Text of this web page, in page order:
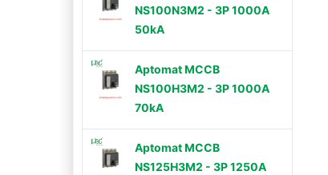
NS100N3M2 - 3P 1000A
50kA
Aptomat MCCB
NS100H3M2 - 3P 1000A
70kA
Aptomat MCCB
NS125H3M2 - 3P 1250A